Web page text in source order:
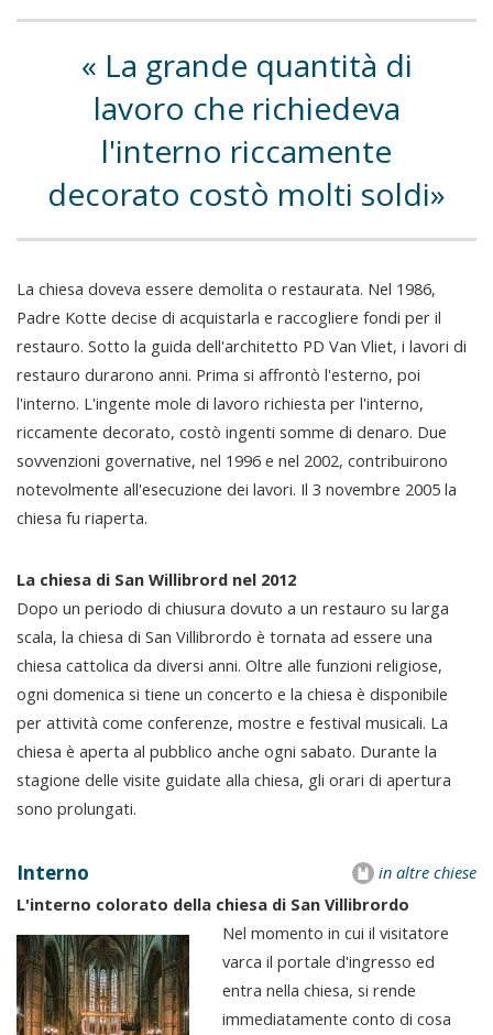
La grande quantità di
lavoro che richiedeva
l'interno riccamente
decorato costò molti soldi
La chiesa doveva essere demolita o restaurata. Nel 1986,
Padre Kotte decise di acquistarla e raccogliere fondi per il
restauro. Sotto la guida dell'architetto PD Van Vliet, i lavori di
restauro durarono anni. Prima si affrontò l'esterno, poi
l'interno. L'ingente mole di lavoro richiesta per l'interno,
riccamente decorato, costò ingenti somme di denaro. Due
sovvenzioni governative, nel 1996 e nel 2002, contribuirono
notevolmente all'esecuzione dei lavori. Il 3 novembre 2005 la
chiesa fu riaperta.
La chiesa di San Willibrord nel 2012
Dopo un periodo di chiusura dovuto a un restauro su larga
scala, la chiesa di San Villibrordo è tornata ad essere una
chiesa cattolica da diversi anni. Oltre alle funzioni religiose,
ogni domenica si tiene un concerto e la chiesa è disponibile
per attività come conferenze, mostre e festival musicali. La
chiesa è aperta al pubblico anche ogni sabato. Durante la
stagione delle visite guidate alla chiesa, gli orari di apertura
sono prolungati.
in altre chiese
Interno
L'interno colorato della chiesa di San Villibrordo
Nel momento in cui il visitatore
varca il portale d'ingresso ed
entra nella chiesa, si rende
immediatamente conto di cosa